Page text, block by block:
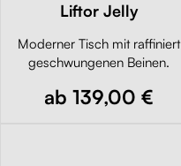
Liftor Jelly
Moderner Tisch mit raffiniert
geschwungenen Beinen.
ab 139,00 €